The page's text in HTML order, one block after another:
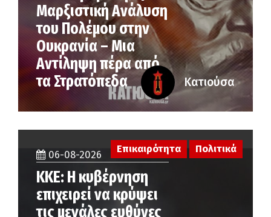
Μαρξιστική Ανάλυση
του Πολέμου στην
Ουκρανία – Μια
Αντίληψη πέρα από
τα Στρατόπεδα
Κατιούσα
06-08-2026
ΚΚΕ: Η κυβέρνηση
επιχειρεί να κρύψει
τις μεγάλες ευθύνες
Επικαιρότητα Πολιτικά